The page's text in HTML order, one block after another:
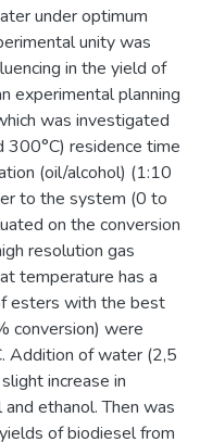
under optimum
unity was
in the yield of
experimental planning
was investigated
residence time
(oil/alcohol) (1:10
to the system (0 to
on the conversion
resolution gas
temperature has a
esters with the best
conversion) were
Addition of water (2,5
increase in
ethanol. Then was
of biodiesel from